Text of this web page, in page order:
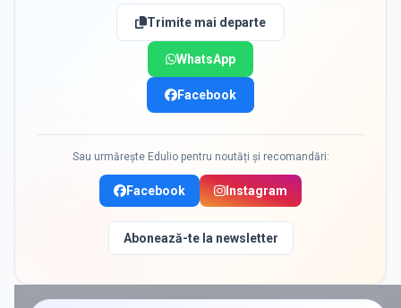
Trimite mai departe
WhatsApp
Facebook
Sau urmărește Edulio pentru noutăți și recomandări:
Facebook Instagram
Abonează-te la newsletter